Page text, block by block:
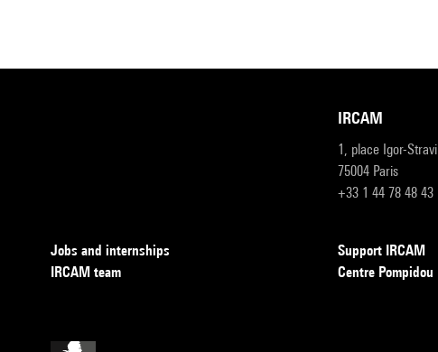
IRCAM
1, place Igor-
75004 Paris
+33 1 44 78 48 43
Jobs and internships
IRCAM team
Support IRCAM
Centre Pompidou